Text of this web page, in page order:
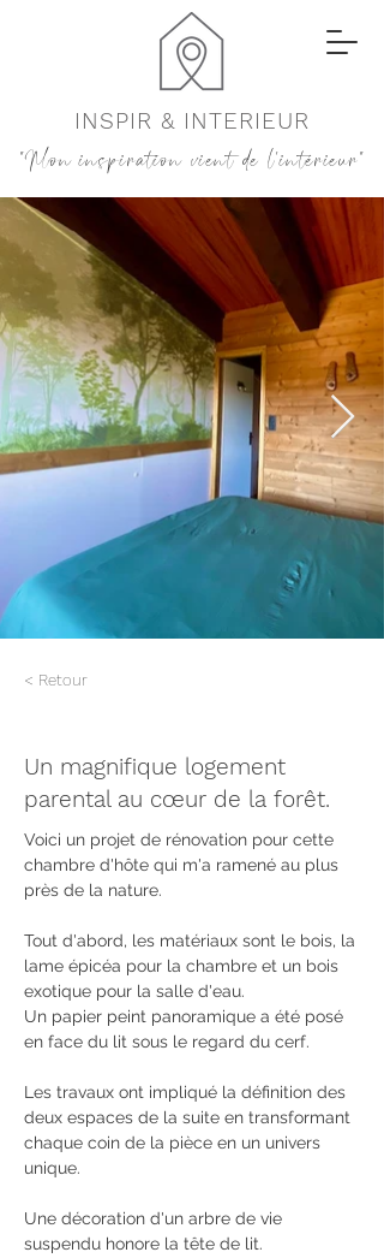
INSPIR & INTERIEUR
"Mon inspiration vient de l'intérieur"
< Retour
Un magnifique logement
parental au cœur de la forêt.
Voici un projet de rénovation pour cette
chambre d'hôte qui m'a ramené au plus
près de la nature.
Tout d'abord, les matériaux sont le bois, la
lame épicéa pour la chambre et un bois
exotique pour la salle d'eau.
Un papier peint panoramique a été posé
en face du lit sous le regard du cerf.
Les travaux ont impliqué la définition des
deux espaces de la suite en transformant
chaque coin de la pièce en un univers
unique.
Une décoration d'un arbre de vie
suspendu honore la tête de lit.